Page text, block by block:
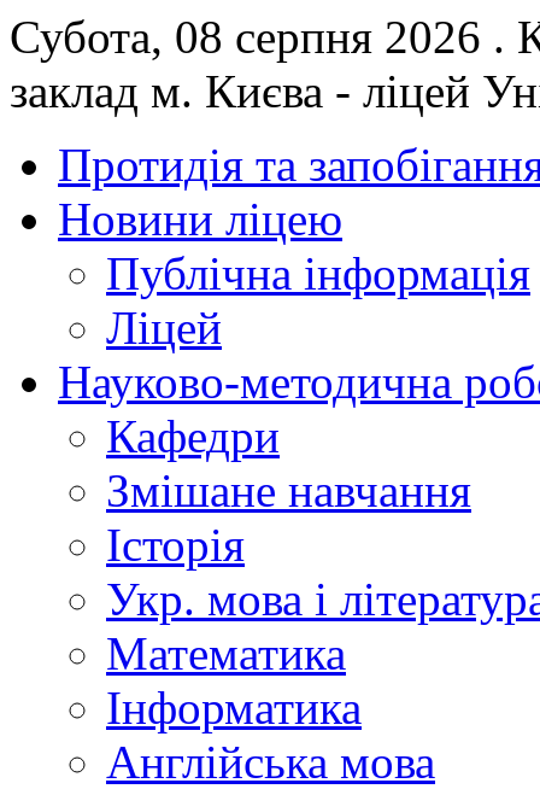
Субота, 08 серпня 2026 .
заклад м. Києва - ліцей
Протидія та
Новини ліцею
Публічна інформація
Ліцей
Науково-методична
Кафедри
Змішане навчання
Історія
Укр. мова і
Математика
Інформатика
Англійська мова